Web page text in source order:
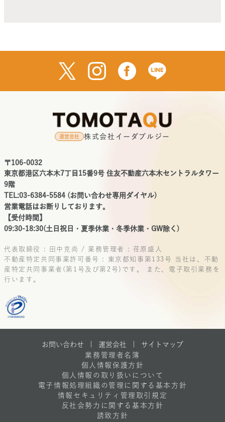
運営会社 株式会社イーダブルジー
〒106-0032
東京都港区六本木7丁目15番9号 住友不動産六本木セントラルタワー
9階
TEL:03-6384-5584 (お問い合わせ専用ダイヤル)
営業電話はお断りしております。
【受付時間】
09:30-18:30(土日祝日・夏季休業・冬季休業・GW除く)
代表取締役 : 田中克尚 / 業務管理者 : 荏原盛人
不動産特定共同事業許可番号 : 東京都知事第133号
当社は、不動
産特定共同事業者(第1号及び第2号)です。
また、電子取引業務を
行います。
お問い合わせ | 運営会社
サイトマップ
業務管理者名簿
個人情報保護方針
個人情報の取り扱いについて
電子情報処理組織の管理に関する基本方針
情報セキュリティ管理取引規定
反社会勢力に関する基本方針
誘致方針